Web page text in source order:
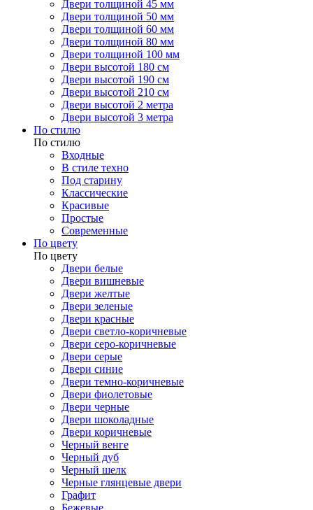
Двери толщиной 45 мм
Двери толщиной 50 мм
Двери толщиной 60 мм
Двери толщиной 80 мм
Двери толщиной 100 мм
Двери высотой 180 см
Двери высотой 190 см
Двери высотой 210 см
Двери высотой 2 метра
Двери высотой 3 метра
По стилю
По стилю
Входные
В стиле техно
Под старину
Классические
Красивые
Простые
Современные
По цвету
По цвету
Двери белые
Двери вишневые
Двери желтые
Двери зеленые
Двери красные
Двери светло-коричневые
Двери серо-коричневые
Двери серые
Двери синие
Двери темно-коричневые
Двери фиолетовые
Двери черные
Двери шоколадные
Двери коричневые
Черный венге
Черный дуб
Черный шелк
Черные глянцевые двери
Графит